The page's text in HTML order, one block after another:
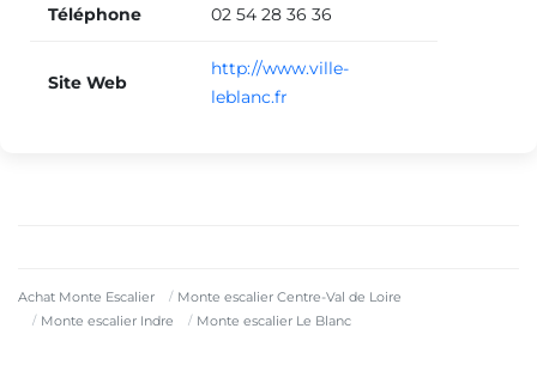
Achat Monte Escalier
Monte escalier Centre-Val de Loire
Monte escalier Indre
Monte escalier Le Blanc
Téléphone 02 54 28 36 36
Site Web
http://www.ville-
leblanc.fr